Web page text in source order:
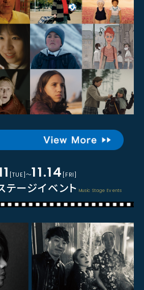
[TUE]～11.14 [FRI]
テージイベント Music Stage Events